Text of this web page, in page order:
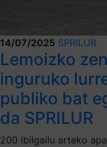
14/07/2025 SPRILUR
Lemoizko
inguruko
publiko bat
da SPRILUR
200 ibilgailu arteko